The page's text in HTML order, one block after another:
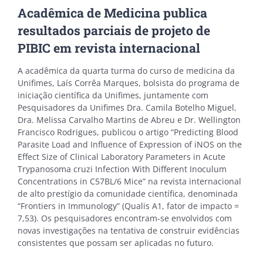
Acadêmica de Medicina publica
resultados parciais de projeto de
PIBIC em revista internacional
A acadêmica da quarta turma do curso de medicina da
Unifimes, Laís Corrêa Marques, bolsista do programa de
iniciação científica da Unifimes, juntamente com
Pesquisadores da Unifimes Dra. Camila Botelho Miguel,
Dra. Melissa Carvalho Martins de Abreu e Dr. Wellington
Francisco Rodrigues, publicou o artigo “Predicting Blood
Parasite Load and Influence of Expression of iNOS on the
Effect Size of Clinical Laboratory Parameters in Acute
Trypanosoma cruzi Infection With Different Inoculum
Concentrations in C57BL/6 Mice” na revista internacional
de alto prestígio da comunidade científica, denominada
“Frontiers in Immunology” (Qualis A1, fator de impacto =
7,53). Os pesquisadores encontram-se envolvidos com
novas investigações na tentativa de construir evidências
consistentes que possam ser aplicadas no futuro.